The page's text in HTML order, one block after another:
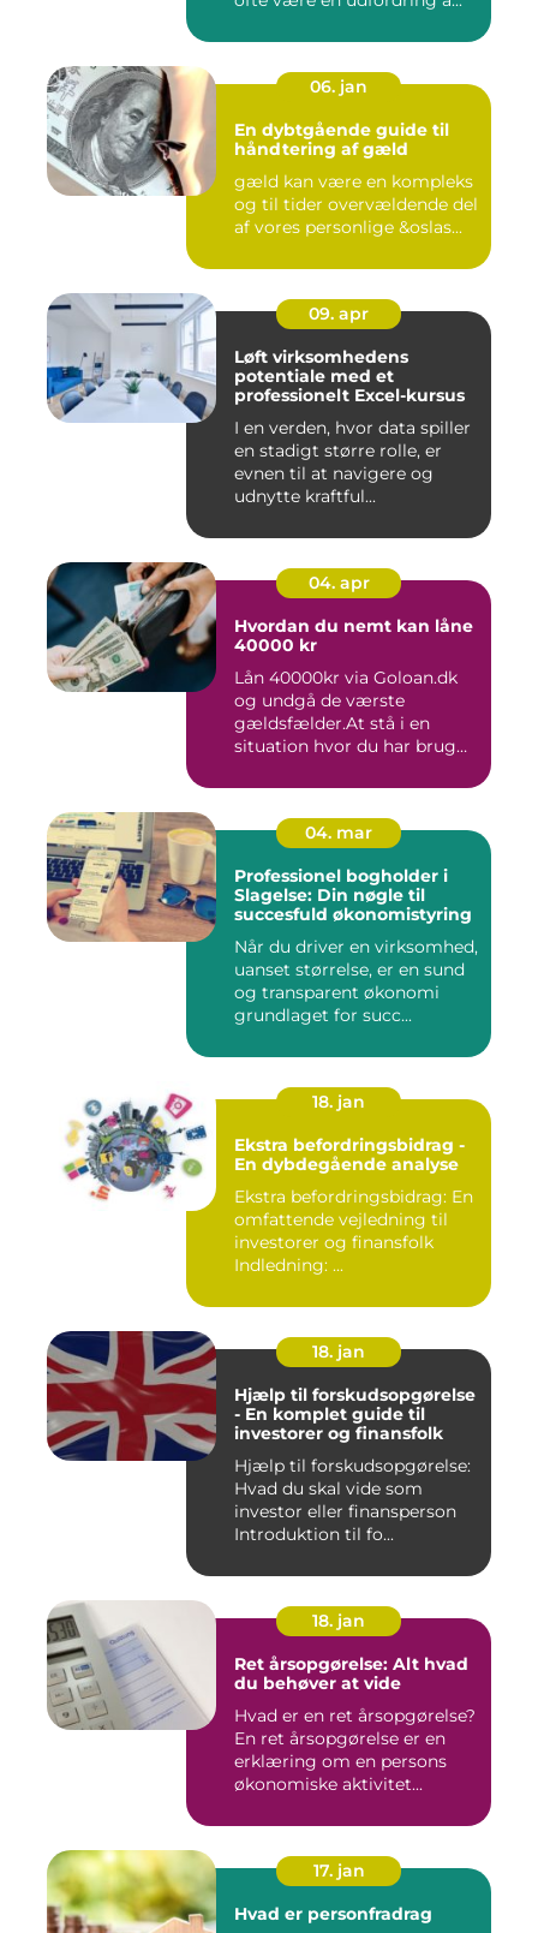
06. jan
En dybtgående guide til
håndtering af gæld
gæld kan være en kompleks
og til tider overvældende del
af vores personlige &oslas...
09. apr
Løft virksomhedens
potentiale med et
professionelt Excel-kursus
I en verden, hvor data spiller
en stadigt større rolle, er
evnen til at navigere og
udnytte kraftful...
04. apr
Hvordan du nemt kan låne
40000 kr
Lån 40000kr via Goloan.dk
og undgå de værste
gældsfælder.At stå i en
situation hvor du har brug
04. mar
Professionel bogholder i
Slagelse: Din nøgle til
succesfuld økonomistyring
Når du driver en virksomhed,
uanset størrelse, er en sund
og transparent økonomi
grundlaget for succ...
18. jan
Ekstra befordringsbidrag -
En dybdegående analyse
Ekstra befordringsbidrag: En
omfattende vejledning til
investorer og finansfolk
Indledning: ...
18. jan
Hjælp til forskudsopgørelse
- En komplet guide til
investorer og finansfolk
Hjælp til forskudsopgørelse:
Hvad du skal vide som
investor eller finansperson
Introduktion til fo...
18. jan
Ret årsopgørelse: Alt hvad
du behøver at vide
Hvad er en ret årsopgørelse?
En ret årsopgørelse er en
erklæring om en persons
økonomiske aktivitet...
17. jan
Hvad er personfradrag